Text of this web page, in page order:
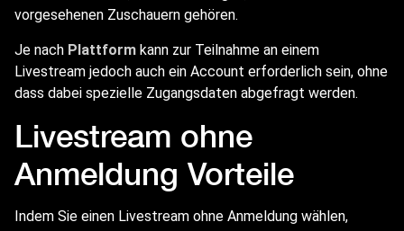
vorgesehenen Zuschauern gehören.
Je nach Plattform kann zur Teilnahme an einem
Livestream jedoch auch ein Account erforderlich sein, ohne
dass dabei spezielle Zugangsdaten abgefragt werden.
Livestream ohne
Anmeldung Vorteile
Indem Sie einen Livestream ohne Anmeldung wählen,